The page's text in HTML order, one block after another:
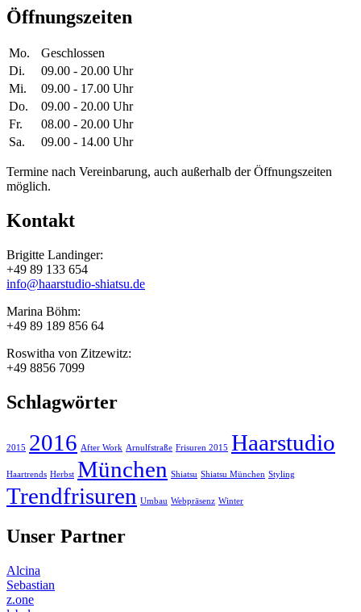
Öffnungszeiten
Mo.
Geschlossen
Di.
09.00 - 20.00 Uhr
Mi.
09.00 - 17.00 Uhr
Do.
09.00 - 20.00 Uhr
Fr.
08.00 - 20.00 Uhr
Sa.
09.00 - 14.00 Uhr
Termine nach Vereinbarung, auch außerhalb der Öffnungszeiten
möglich.
Kontakt
Brigitte Landinger:
+49 89 133 654
info@haarstudio-shiatsu.de
Marina Böhm:
+49 89 189 856 64
Roswitha von Zitzewitz:
+49 8856 7099
Schlagwörter
2015 2016 After Work Arnulfstraße Frisuren 2015 Haarstudio
Haartrends Herbst München Shiatsu Shiatsu München Styling
Trendfrisuren Umbau Webpräsenz Winter
Unser Partner
Alcina
Sebastian
z.one